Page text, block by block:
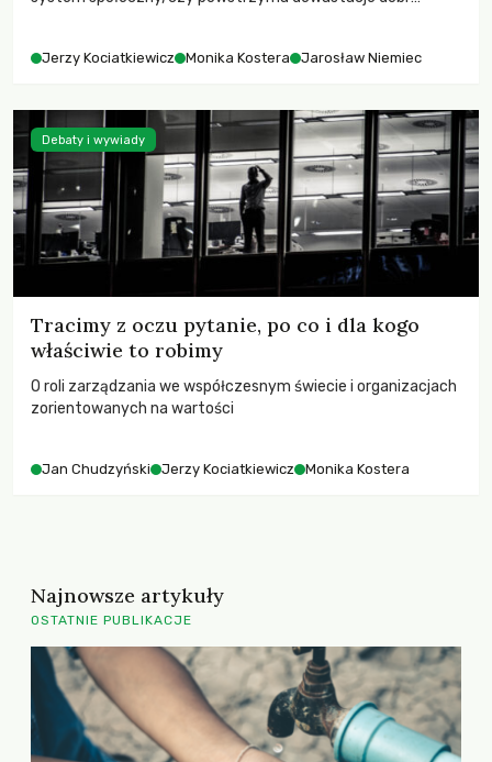
Jerzy Kociatkiewicz Monika Kostera Jarosław Niemiec
Tracimy z oczu pytanie, po co i dla kogo
właściwie to robimy
O roli zarządzania we współczesnym świecie i organizacjach
zorientowanych na wartości
Jan Chudzyński Jerzy Kociatkiewicz Monika Kostera
Debaty i wywiady
Najnowsze artykuły
OSTATNIE PUBLIKACJE